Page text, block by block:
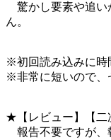
驚かし要素や追い
ん。
※初回読み込みに時
※非常に短いので、
★【レビュー】【二
報告不要ですが、